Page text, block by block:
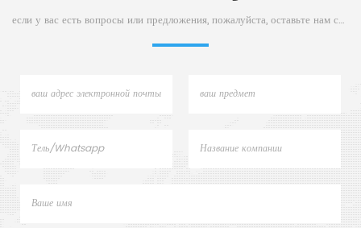
если у вас есть вопросы или предложения, пожалуйста, оставьте нам сообщение,